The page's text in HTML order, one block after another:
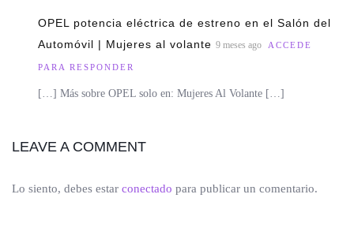
OPEL potencia eléctrica de estreno en el Salón del
Automóvil | Mujeres al volante 9 meses ago ACCEDE
PARA RESPONDER
[…] Más sobre OPEL solo en: Mujeres Al Volante […]
LEAVE A COMMENT
Lo siento, debes estar conectado para publicar un comentario.